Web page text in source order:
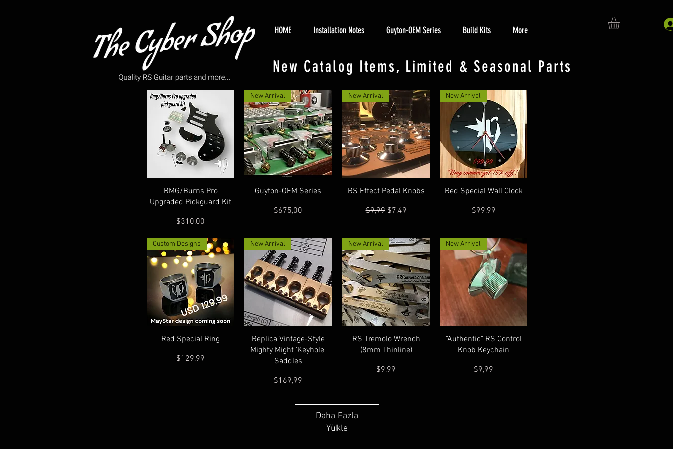
HOME Installation Notes Guyton-OEM Series Build Kits More
New Catalog Items, Limited & Seasonal Parts
Hızlı Bakış
BMG/Burns Pro
Upgraded Pickguard Kit
Fiyat
$310,00
Hızlı Bakış
New Arrival
Guyton-OEM Series
Fiyat
$675,00
Hızlı Bakış
New Arrival
RS Effect Pedal Knobs
Normal Fiyat
$9,99 İndirimli Fiyat
$7,49
Hızlı Bakış
New Arrival
Red Special Wall Clock
Fiyat
$99,99
Hızlı Bakış
Custom Designs
Red Special Ring
Fiyat
$129,99
Hızlı Bakış
New Arrival
Replica Vintage-Style
Mighty Might 'Keyhole'
Saddles
Fiyat
$169,99
Hızlı Bakış
New Arrival
RS Tremolo Wrench
(8mm Thinline)
Fiyat
$9,99
Hızlı Bakış
New Arrival
"Authentic" RS Control
Knob Keychain
Fiyat
$9,99
Daha Fazla
Yükle